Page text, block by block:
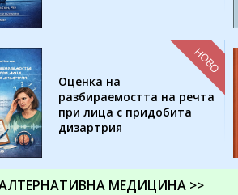
Оценка на
разбираемостта на речта
при лица с придобита
дизартрия
НОВО
МЕДИЦИНА >>